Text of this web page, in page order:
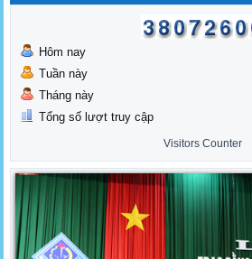
Hôm nay
Tuần này
Tháng này
Tổng số lượt truy cập
Visitors Counter